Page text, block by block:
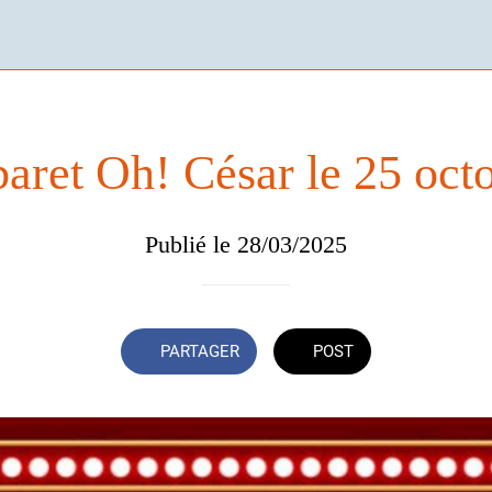
Oh! César le 25
Publié le 28/03/2025
PARTAGER POST